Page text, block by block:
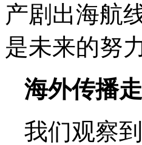
产剧出海航
是未来的努
海外传播
我们观察